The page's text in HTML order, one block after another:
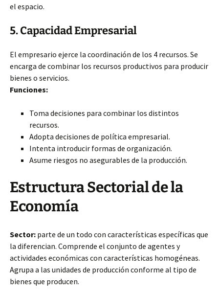
el espacio.
5. Capacidad Empresarial
El empresario ejerce la coordinación de los 4 recursos. Se
encarga de combinar los recursos productivos para producir
bienes o servicios.
Funciones:
Toma decisiones para combinar los distintos
recursos.
Adopta decisiones de política empresarial.
Intenta introducir formas de organización.
Asume riesgos no asegurables de la producción.
Estructura Sectorial de la
Economía
Sector: parte de un todo con características específicas que
la diferencian. Comprende el conjunto de agentes y
actividades económicas con características homogéneas.
Agrupa a las unidades de producción conforme al tipo de
bienes que producen.